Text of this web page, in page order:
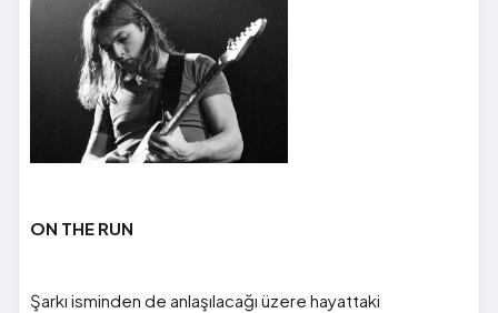
ON THE RUN
Şarkı isminden de anlaşılacağı üzere hayattaki